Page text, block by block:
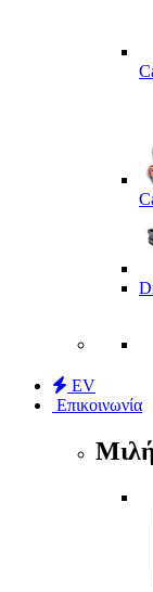
EV
Επικοινωνία